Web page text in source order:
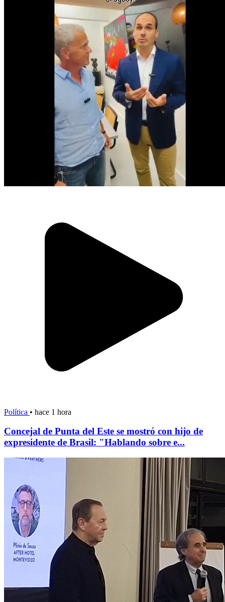
Política • hace 1 hora
Concejal de Punta del Este se mostró con hijo de
expresidente de Brasil: "Hablando sobre e...